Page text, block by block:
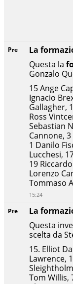
Pre
La
Questa
scelta da
15. Elliot
Lawrence,
Tom Willis,
Pre
La
Questa la
Gonzalo
15 Ange
Ignacio
Gallagher,
Ross
Sebastian
Cannone, 3
1 Danilo
Lucchesi,
19
Lorenzo
Tommaso
15:24